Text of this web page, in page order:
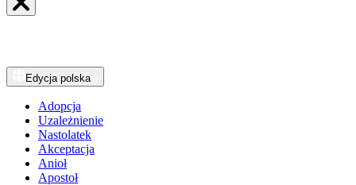
Edycja polska
Adopcja
Uzależnienie
Nastolatek
Akceptacja
Anioł
Apostoł